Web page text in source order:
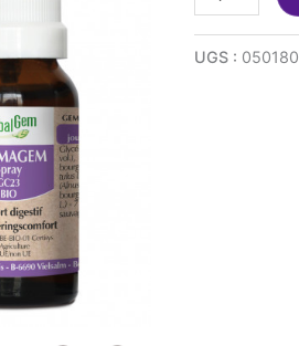
de
Stomagem
spray
UGS : 050180